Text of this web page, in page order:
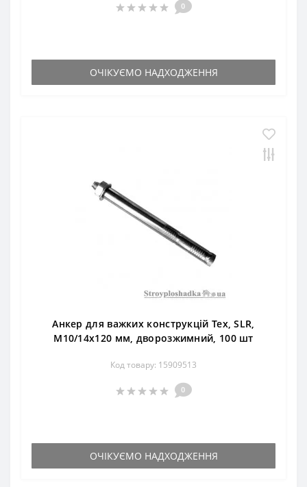
0
ОЧІКУЄМО НАДХОДЖЕННЯ
Анкер для важких конструкцій Тех, SLR,
М10/14х120 мм, дворозжимний, 100 шт
Код товару: 15909513
0
ОЧІКУЄМО НАДХОДЖЕННЯ